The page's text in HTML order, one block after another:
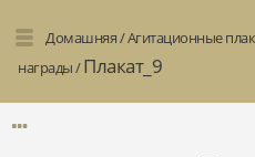
Домашняя/Агитационные
награды/Плакат_9